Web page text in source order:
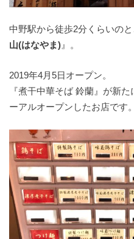
中野駅から徒歩2分くらいの
山(はなやま) 』。
2019年4月5日オープン。
『煮干中華そば 鈴蘭』が新
ーアルオープンしたお店です。